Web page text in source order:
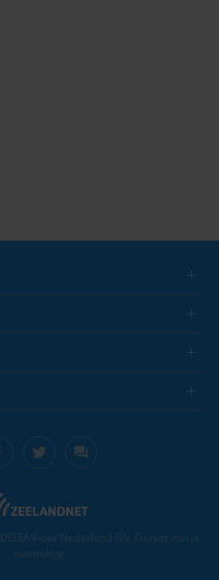
DELTA Fiber Nederland B.V. Geniet van je
maandag!